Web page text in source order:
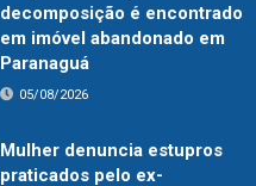
decomposição é encontrado
em imóvel abandonado em
Paranaguá
05/08/2026
Mulher denuncia estupros
praticados pelo ex-